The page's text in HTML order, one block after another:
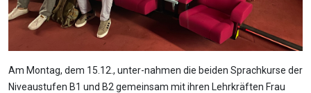
Am Montag, dem 15.12., unter-nahmen die beiden Sprachkurse der
Niveaustufen B1 und B2 gemeinsam mit ihren Lehrkräften Frau